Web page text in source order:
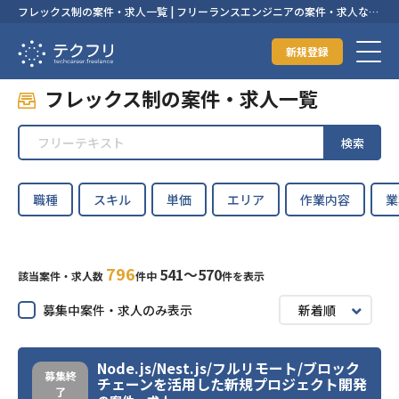
フレックス制の案件・求人一覧 | フリーランスエンジニアの案件・求人なら
新規登録
フレックス制の案件・求人一覧
検索
職種 スキル 単価 エリア 作業内容
該当案件・求人数 796件中 541〜570件を表示
募集中案件・求人のみ表示 新着順
募集終
了
Node.js/Nest.js/フルリモート/ブロック
チェーンを活用した新規プロジェクト開発